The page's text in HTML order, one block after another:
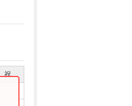
祝